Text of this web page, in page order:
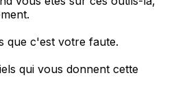
que c'est votre faute.
qui vous donnent cette